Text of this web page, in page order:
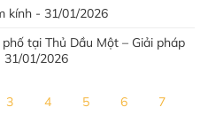
kính - 31/01/2026
tại Thủ Dầu Một – Giải pháp
31/01/2026
3 4 5 6
7